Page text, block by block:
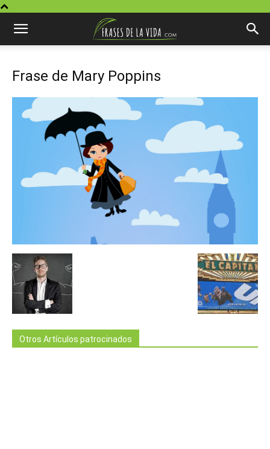
Frase de Mary Poppins
Otros Artículos patrocinados